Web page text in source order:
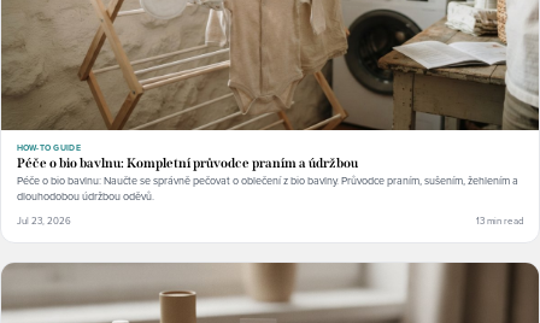
HOW-TO GUIDE
Péče o bio bavlnu: Kompletní průvodce praním a údržbou
Péče o bio bavlnu: Naučte se správně pečovat o oblečení z bio bavlny. Průvodce praním, sušením, žehlením a
dlouhodobou údržbou oděvů.
Jul 23, 2026 13 min read